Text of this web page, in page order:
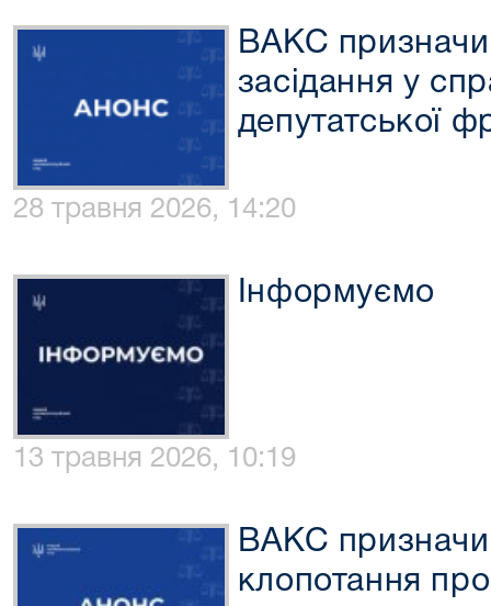
ВАКС
засідання у
депутатської
28 травня 2026, 14:20
Інформуємо
13 травня 2026, 10:19
ВАКС
клопотання